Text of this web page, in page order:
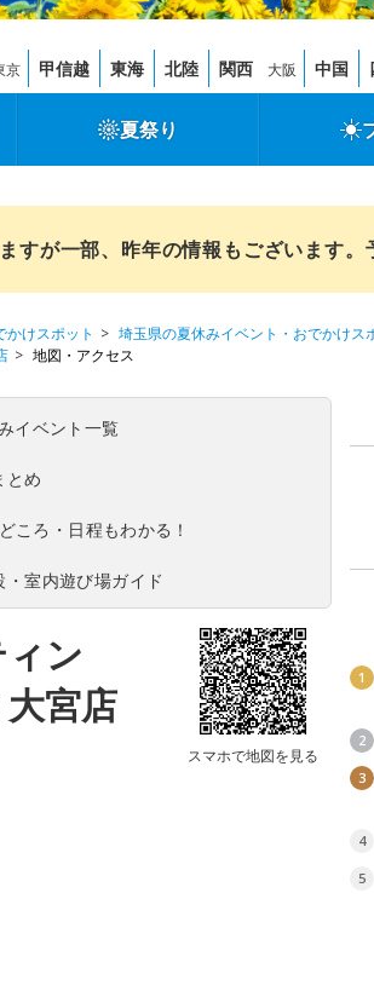
京 甲信越 東海 北陸 関西 大阪 中国
夏祭り
すが一部、昨年の情報もございます。
けスポット 埼玉県の夏休みイベント・おでかけス
地図・アクセス
イベント一覧
とめ
ころ・日程もわかる！
室内遊び場ガイド
ン
宮店
スマホで地図を見る
1
2
3
4
5